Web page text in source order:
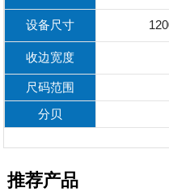
设备尺寸
收边宽度
尺码范围
分贝
推荐产品